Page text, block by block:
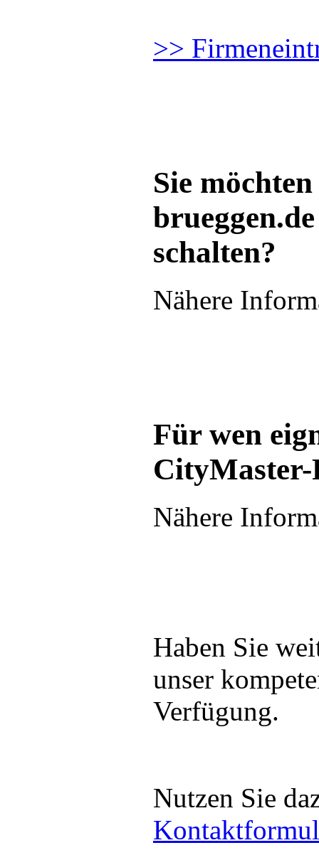
>>
Sie
schalten?
Nähere
Für wen
CityMaster-
Nähere
Haben Sie
unser
Verfügung.
Nutzen Sie